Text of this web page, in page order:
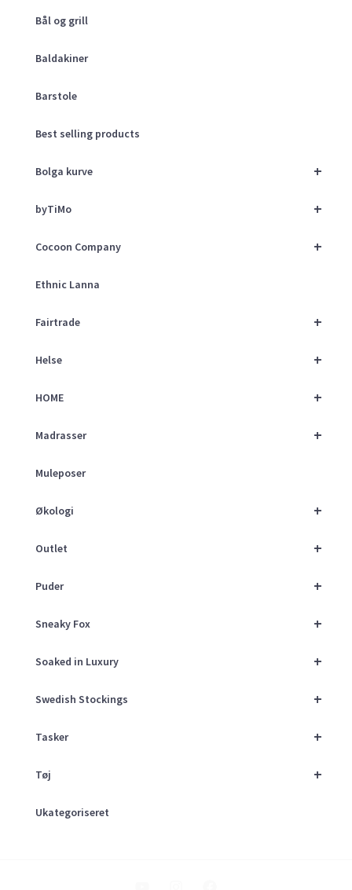
Bål og grill
Baldakiner
Barstole
Best selling products
+
Bolga kurve
+
byTiMo
+
Cocoon Company
Ethnic Lanna
+
Fairtrade
+
Helse
+
HOME
+
Madrasser
Muleposer
+
Økologi
+
Outlet
+
Puder
+
Sneaky Fox
+
Soaked in Luxury
+
Swedish Stockings
+
Tasker
+
Tøj
Ukategoriseret